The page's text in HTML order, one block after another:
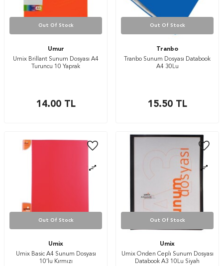
Out Of Stock
Umur
Umix Brillant Sunum Dosyası A4
Turuncu 10 Yaprak
14.00TL
Out Of Stock
Tranbo
Tranbo Sunum Dosyası Databook
A4 30Lu
15.50TL
Out Of Stock
Umix
Umix Basic A4 Sunum Dosyası
10’lu Kırmızı
Out Of Stock
Umix
Umix Onden Ceplı Sunum Dosyası
Databook A3 10Lu Siyah